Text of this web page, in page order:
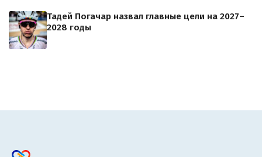
Тадей Погачар назвал главные цели на 2027–
2028 годы